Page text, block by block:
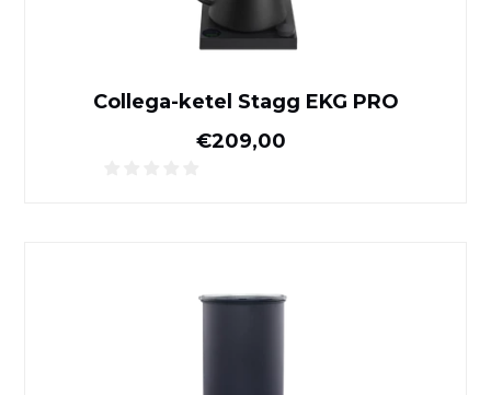
Collega-ketel Stagg EKG PRO
Normale prijs
€209,00